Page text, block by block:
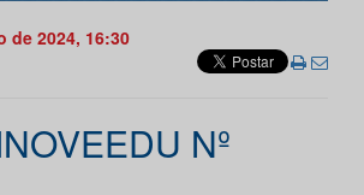
de 2024, 16:30
Nº